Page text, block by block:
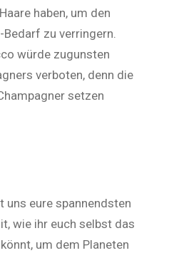
haben, um den
zu verringern.
würde zugunsten
verboten, denn die
setzen
uns eure spannendsten
wie ihr euch selbst das
um dem Planeten